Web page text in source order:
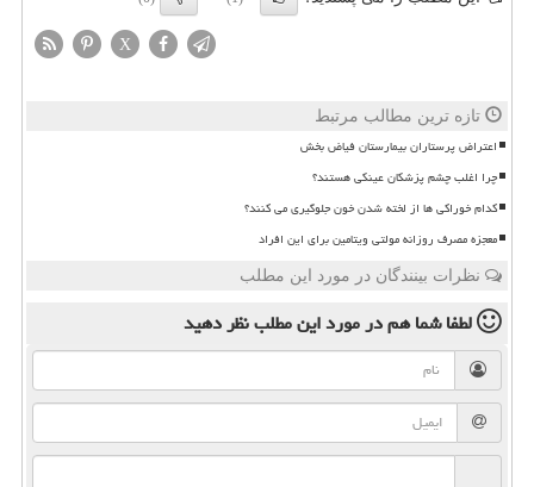
X
تازه ترین مطالب مرتبط
اعتراض پرستاران بیمارستان فیاض بخش
چرا اغلب چشم پزشکان عینکی هستند؟
کدام خوراکی ها از لخته شدن خون جلوگیری می کنند؟
معجزه مصرف روزانه مولتی ویتامین برای این افراد
نظرات بینندگان در مورد این مطلب
لطفا شما همدر مورد این مطلبنظر دهید